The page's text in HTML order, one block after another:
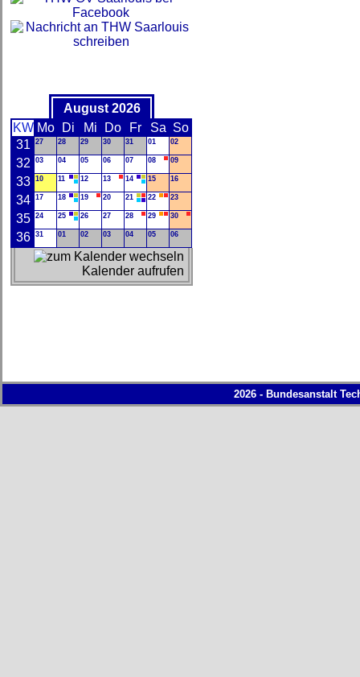
August 2026
KW Mo Di Mi Do Fr Sa So
31
27 28 29 30 31 01 02
32 03 04 05 06 07 08 09
33 10 11 12 13 14 15 16
34 17 18 19 20 21 22 23
35 24 25 26 27 28 29 30
36 31 01 02 03 04 05 06
Kalender aufrufen
2026 - Bundesanstalt